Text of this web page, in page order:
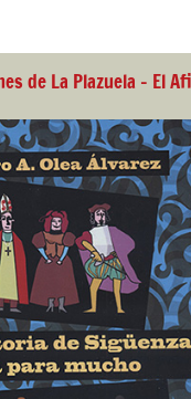
de La Plazuela - El